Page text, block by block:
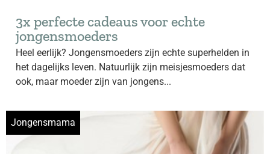
3x perfecte cadeaus voor echte
jongensmoeders
Heel eerlijk? Jongensmoeders zijn echte superhelden in
het dagelijks leven. Natuurlijk zijn meisjesmoeders dat
ook, maar moeder zijn van jongens...
Jongensmama